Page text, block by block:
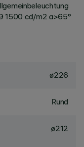
1500 cd/m2 α>65°
ø226
Rund
ø212